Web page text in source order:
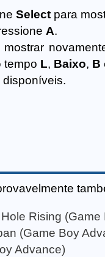
Select para
A.
mostrar
tempo L, Baixo, B
disponíveis.
Rising (Game
(Game Boy
Advance)